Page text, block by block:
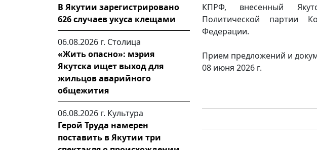
В Якутии зарегистрировано
626 случаев укуса клещами
06.08.2026 г. Столица
«Жить опасно»: мэрия
Якутска ищет выход для
жильцов аварийного
общежития
06.08.2026 г. Культура
Герой Труда намерен
поставить в Якутии три
КПРФ, внесенный
Политической партии
Федерации.
Прием предложений и
08 июня 2026 г.